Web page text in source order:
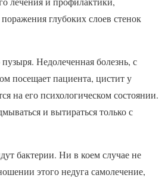
глубоких слоев стенок
Недолеченная болезнь, с
посещает пациента, цистит у
на его психологическом состоянии.
и вытираться только с
бактерии. Ни в коем случае не
этого недуга самолечение,